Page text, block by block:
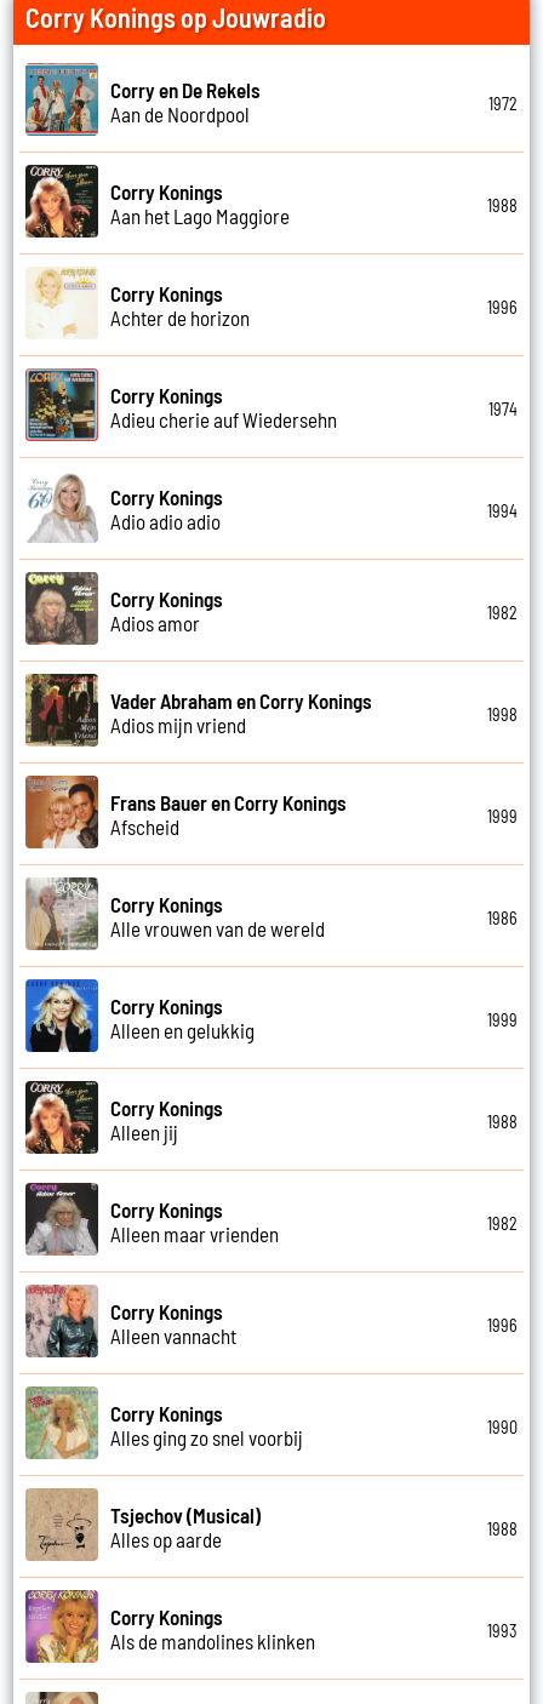
Corry Konings op Jouwradio
Corry en De Rekels
Aan de Noordpool
1972
Corry Konings
Aan het Lago Maggiore
1988
Corry Konings
Achter de horizon
1996
Corry Konings
Adieu cherie auf Wiedersehn
1974
Corry Konings
Adio adio adio
1994
Corry Konings
Adios amor
1982
Vader Abraham en Corry Konings
Adios mijn vriend
1998
Frans Bauer en Corry Konings
Afscheid
1999
Corry Konings
Alle vrouwen van de wereld
1986
Corry Konings
Alleen en gelukkig
1999
Corry Konings
Alleen jij
1988
Corry Konings
Alleen maar vrienden
1982
Corry Konings
Alleen vannacht
1996
Corry Konings
Alles ging zo snel voorbij
1990
Tsjechov (Musical)
Alles op aarde
1988
Corry Konings
Als de mandolines klinken
1993